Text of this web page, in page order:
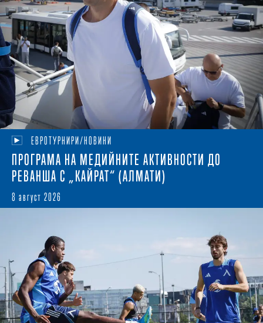
ЕВРОТУРНИРИ/НОВИНИ
ПРОГРАМА НА МЕДИЙНИТЕ АКТИВНОСТИ ДО
РЕВАНША С „КАЙРАТ“ (АЛМАТИ)
8 август 2026